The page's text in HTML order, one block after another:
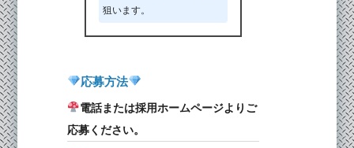
狙います。
応募方法
電話または採用ホームページよりご
応募ください。